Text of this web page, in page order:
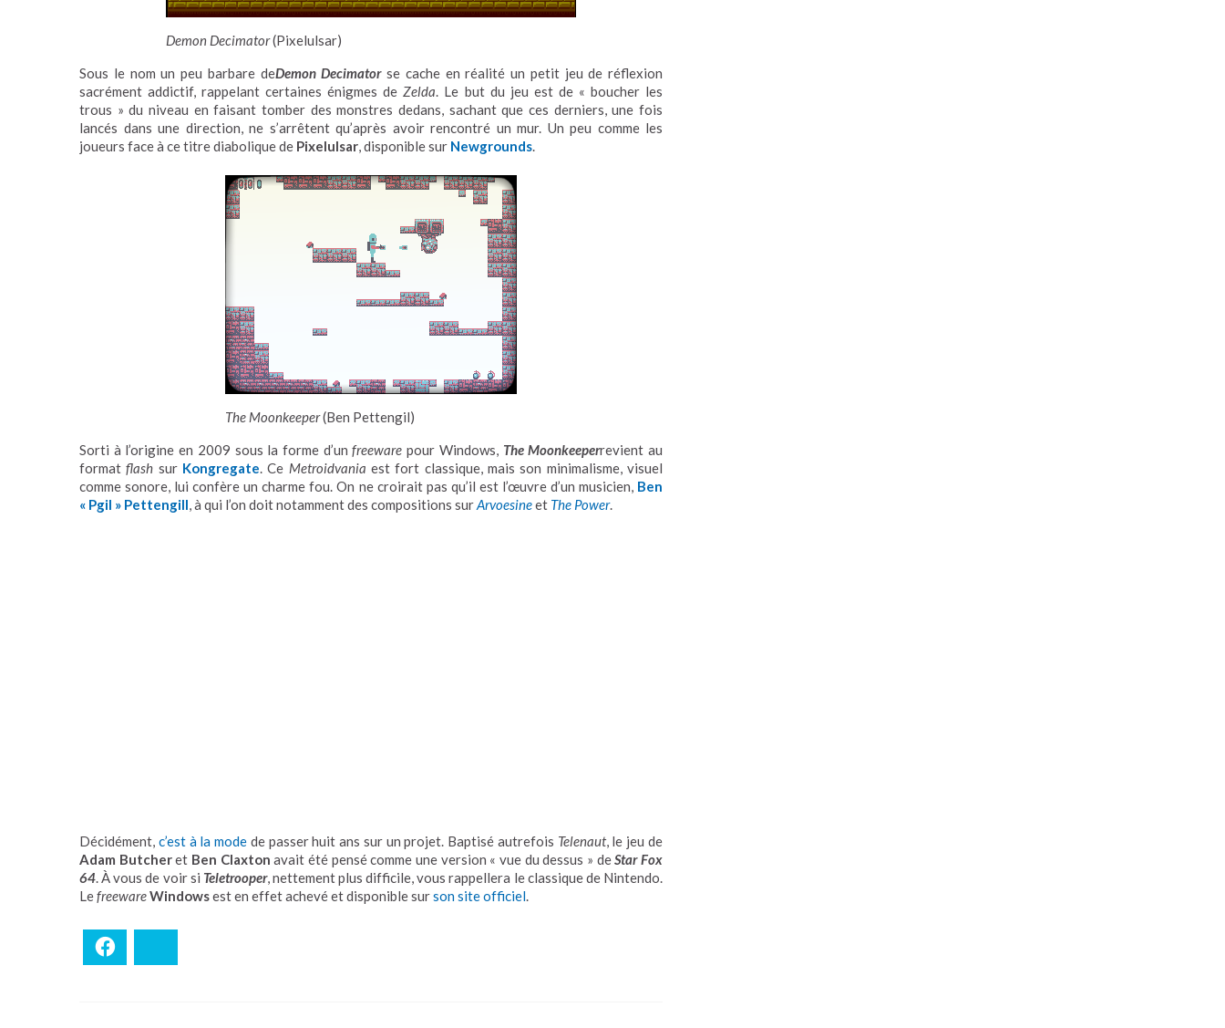
Demon Decimator(Pixelulsar)
Sous le nom un peu barbare deDemon Decimator se cache en réalité un petit jeu de réflexion
sacrément addictif, rappelant certaines énigmes deZelda. Le but du jeu est de « boucher les
trous » du niveau en faisant tomber des monstres dedans, sachant que ces derniers, une fois
lancés dans une direction, ne s’arrêtent qu’après avoir rencontré un mur. Un peu comme les
joueurs face à ce titre diabolique de Pixelulsar, disponible sur Newgrounds.
The Moonkeeper(Ben Pettengil)
Sorti à l’origine en 2009 sous la forme d’unfreeware pour Windows, The Moonkeeperrevient au
formatflash sur Kongregate. Ce Metroidvania est fort classique, mais son minimalisme, visuel
comme sonore, lui confère un charme fou. On ne croirait pas qu’il est l’œuvre d’un musicien, Ben
« Pgil » Pettengill, à qui l’on doit notamment des compositions surArvoesineet The Power.
Décidément, c’est à la mode de passer huit ans sur un projet. Baptisé autrefois Telenaut, le jeu de
Adam Butcheret Ben Claxton avait été pensé comme une version « vue du dessus » deStar Fox
64. À vous de voir si Teletrooper, nettement plus difficile, vous rappellera le classique de Nintendo.
LefreewareWindowsest en effet achevé et disponible surson site officiel.